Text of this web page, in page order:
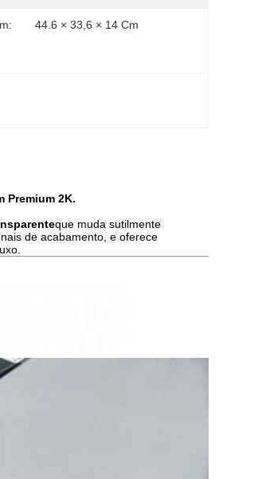
44.6 × 33,6 × 14 Cm
Premium 2K.
que muda sutilmente
de acabamento, e oferece